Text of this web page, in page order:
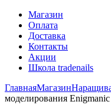
Магазин
Оплата
Доставка
Контакты
Акции
Школа tradenails
ГлавнаяМагазин
моделирования